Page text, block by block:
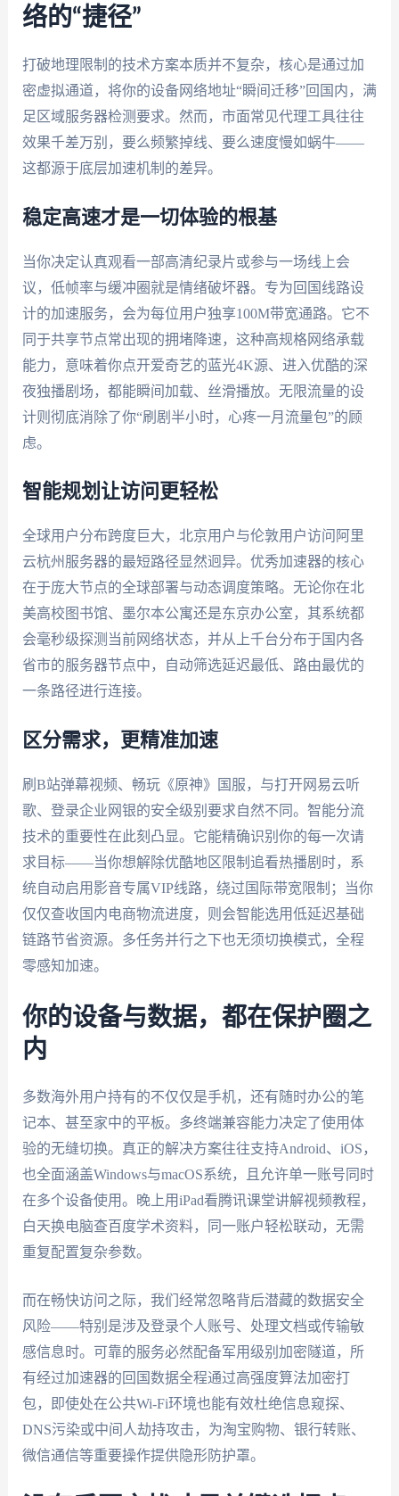
络的“捷径”
打破地理限制的技术方案本质并不复杂，核心是通过加
密虚拟通道，将你的设备网络地址“瞬间迁移”回国内，满
足区域服务器检测要求。然而，市面常见代理工具往往
效果千差万别，要么频繁掉线、要么速度慢如蜗牛——
这都源于底层加速机制的差异。
稳定高速才是一切体验的根基
当你决定认真观看一部高清纪录片或参与一场线上会
议，低帧率与缓冲圈就是情绪破坏器。专为回国线路设
计的加速服务，会为每位用户独享100M带宽通路。它不
同于共享节点常出现的拥堵降速，这种高规格网络承载
能力，意味着你点开爱奇艺的蓝光4K源、进入优酷的深
夜独播剧场，都能瞬间加载、丝滑播放。无限流量的设
计则彻底消除了你“刷剧半小时，心疼一月流量包”的顾
虑。
智能规划让访问更轻松
全球用户分布跨度巨大，北京用户与伦敦用户访问阿里
云杭州服务器的最短路径显然迥异。优秀加速器的核心
在于庞大节点的全球部署与动态调度策略。无论你在北
美高校图书馆、墨尔本公寓还是东京办公室，其系统都
会毫秒级探测当前网络状态，并从上千台分布于国内各
省市的服务器节点中，自动筛选延迟最低、路由最优的
一条路径进行连接。
区分需求，更精准加速
刷B站弹幕视频、畅玩《原神》国服，与打开网易云听
歌、登录企业网银的安全级别要求自然不同。智能分流
技术的重要性在此刻凸显。它能精确识别你的每一次请
求目标——当你想解除优酷地区限制追看热播剧时，系
统自动启用影音专属VIP线路，绕过国际带宽限制；当你
仅仅查收国内电商物流进度，则会智能选用低延迟基础
链路节省资源。多任务并行之下也无须切换模式，全程
零感知加速。
你的设备与数据，都在保护圈之
内
多数海外用户持有的不仅仅是手机，还有随时办公的笔
记本、甚至家中的平板。多终端兼容能力决定了使用体
验的无缝切换。真正的解决方案往往支持Android、iOS，
也全面涵盖Windows与macOS系统，且允许单一账号同时
在多个设备使用。晚上用iPad看腾讯课堂讲解视频教程，
白天换电脑查百度学术资料，同一账户轻松联动，无需
重复配置复杂参数。
而在畅快访问之际，我们经常忽略背后潜藏的数据安全
风险——特别是涉及登录个人账号、处理文档或传输敏
感信息时。可靠的服务必然配备军用级别加密隧道，所
有经过加速器的回国数据全程通过高强度算法加密打
包，即使处在公共Wi-Fi环境也能有效杜绝信息窥探、
DNS污染或中间人劫持攻击，为淘宝购物、银行转账、
微信通信等重要操作提供隐形防护罩。